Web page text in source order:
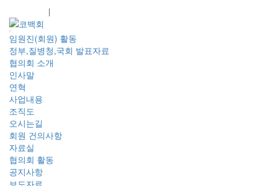
임원진(회원) 활동
정부,질병청,국회 발표자료
협의회 소개
인사말
연혁
사업내용
조직도
오시는길
회원 건의사항
자료실
협의회 활동
공지사항